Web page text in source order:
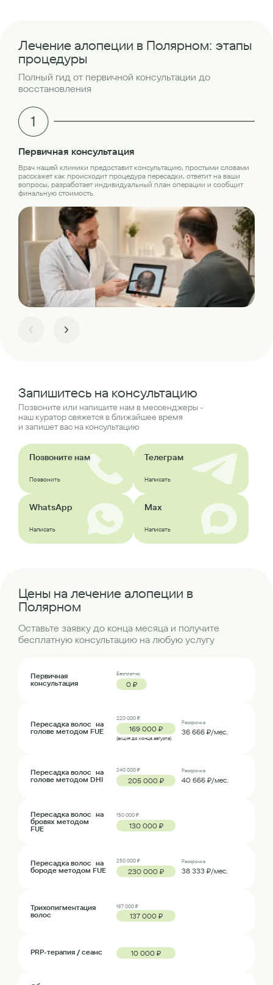
Лечение алопеции в Полярном: этапы
процедуры
Полный гид от первичной консультации до
восстановления
Первичная консультация
Врач нашей клиники предоставит консультацию, простыми словами
расскажет как происходит процедура пересадки, ответит на ваши
вопросы, разработает индивидуальный план операции и сообщит
финальную стоимость.
Запишитесь на консультацию
Позвоните или напишите нам в мессенджеры -
наш куратор свяжется в ближайшее время
и запишет вас на консультацию
Позвоните нам
Позвонить
Телеграм
Написать
WhatsApp
Написать
Max
Написать
Цены на лечение алопеции в
Полярном
Оставьте заявку до конца месяца и получите
бесплатную консультацию на любую услугу
Первичная
консультация
Бесплатно
0 ₽
Пересадка волос на
голове методом FUE
220 000 ₽
169 000 ₽
(акция до конца августа)
Рассрочка
36 666 ₽/мес.
Пересадка волос на
голове методом DHI
240 000 ₽
205 000 ₽
Рассрочка
40 666 ₽/мес.
Пересадка волос на
бровях методом
FUE
150 000 ₽
130 000 ₽
Пересадка волос на
бороде методом FUE
250 000 ₽
230 000 ₽
Рассрочка
38 333 ₽/мес.
Трихопигментация
волос
167 000 ₽
137 000 ₽
PRP-терапия / сеанс 10 000 ₽